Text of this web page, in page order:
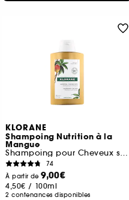
KLORANE
Shampoing Nutrition à la
Mangue
Shampoing pour Cheveux secs
74
À partir de9,00€
4,50€ / 100ml
2 contenances disponibles